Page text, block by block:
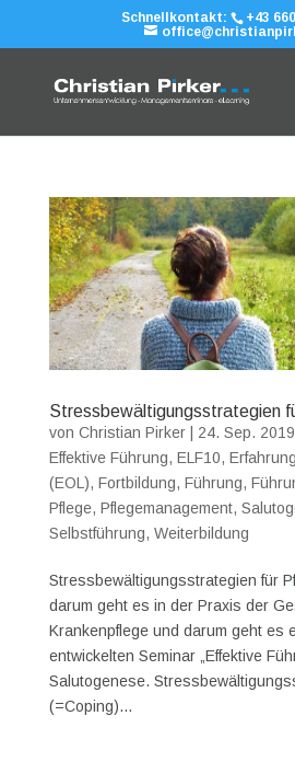
Schnellkontakt:
+43
Stressbewältigungsstrategien
von Christian Pirker| 24. Sep. 2019
Effektive Führung, ELF10,
(EOL), Fortbildung, Führung,
Pflege, Pflegemanagement,
Selbstführung, Weiterbildung
Stressbewältigungsstrategien für
darum geht es in der Praxis der
Krankenpflege und darum geht es
entwickelten Seminar „Effektive
Salutogenese.
(=Coping)...